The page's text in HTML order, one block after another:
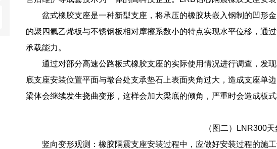
盆式橡胶支座是一种新型支座，将承压的橡胶块嵌入钢制的凹形
的聚四氟乙烯板与不锈钢板相对摩擦系数小的特点实现水平位移，通
承载能力。
通过对部分高速公路板式橡胶支座的实际使用情况进行调查，发
底支座安装位置平面与墩台处支承垫石上表面夹角过大，造成支座单
梁体会继续发生挠曲变形，这样会加大梁底的倾角，严重时会造成板式
（图二）LNR300
竖向变形观测：橡胶隔震支座安装过程中，应做好安装过程的施